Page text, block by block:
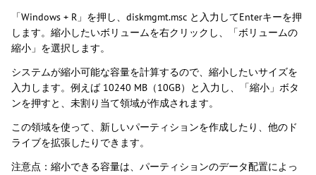
「Windows + R」を押し、diskmgmt.msc と入力してEnterキーを押
します。縮小したいボリュームを右クリックし、「ボリュームの
縮小」を選択します。
システムが縮小可能な容量を計算するので、縮小したいサイズを
入力します。例えば 10240 MB（10GB）と入力し、「縮小」ボタ
ンを押すと、未割り当て領域が作成されます。
この領域を使って、新しいパーティションを作成したり、他のド
ライブを拡張したりできます。
注意点：縮小できる容量は、パーティションのデータ配置によっ